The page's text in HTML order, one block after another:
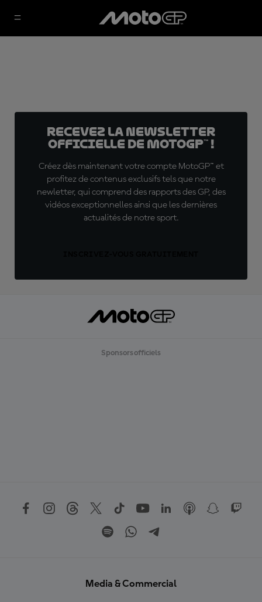
Recevez la Newsletter
officielle de MotoGP™ !
Créez dès maintenant votre compte MotoGP™ et
profitez de contenus exclusifs tels que notre
newletter, qui comprend des rapports des GP, des
vidéos exceptionnelles ainsi que les dernières
actualités de notre sport.
Sponsors officiels
Media & Commercial